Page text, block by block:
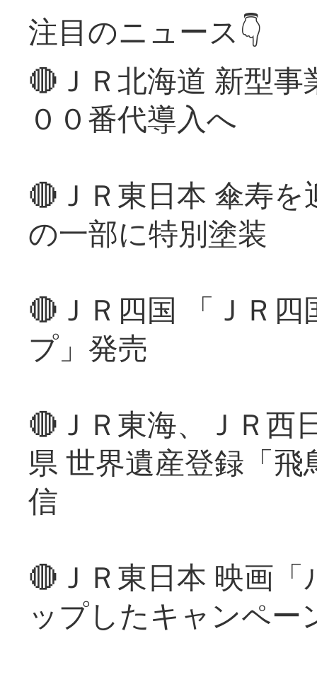
注目のニュース👇
🔴ＪＲ北海道 新型
００番代導入へ
🔴ＪＲ東日本 傘寿
の一部に特別塗装
🔴ＪＲ四国 「ＪＲ
プ」発売
🔴ＪＲ東海、ＪＲ西
県 世界遺産登録「
信
🔴ＪＲ東日本 映画
ップしたキャンペー